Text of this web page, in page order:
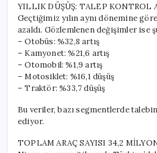
YILLIK DÜŞÜŞ: TALEP KONTROL
Geçtiğimiz yılın aynı dönemine
azaldı. Gözlemlenen değişimler ise
– Otobüs: %32,8 artış
– Kamyonet: %21,6 artış
– Otomobil: %1,9 artış
– Motosiklet: %16,1 düşüş
– Traktör: %33,7 düşüş
Bu veriler, bazı segmentlerde
ediyor.
TOPLAM ARAÇ SAYISI 34,2